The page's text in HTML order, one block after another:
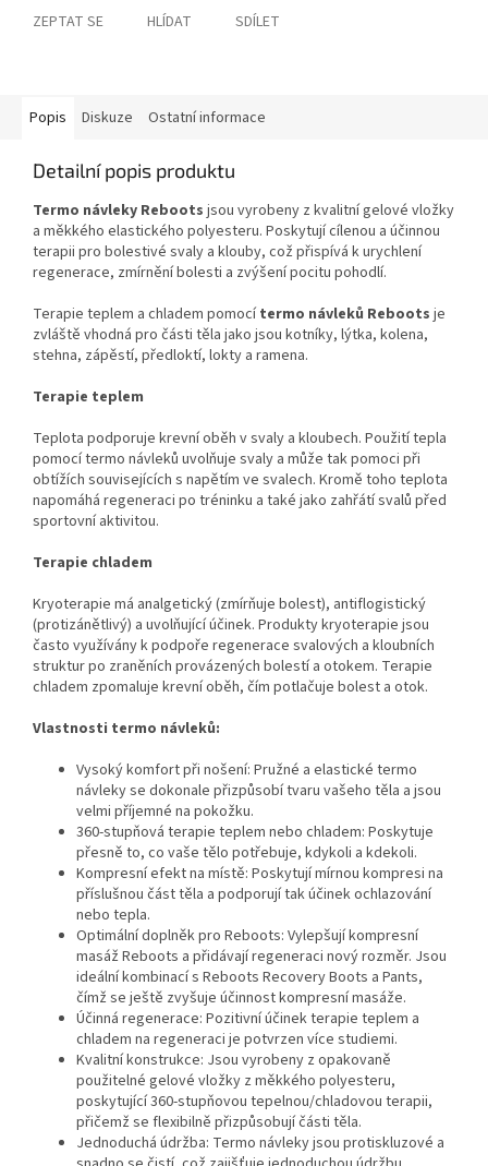
ZEPTAT SE HLÍDAT SDÍLET
Popis Diskuze Ostatní informace
Detailní popis produktu
Termo návleky Reboots jsou vyrobeny z kvalitní gelové vložky
a měkkého elastického polyesteru. Poskytují cílenou a účinnou
terapii pro bolestivé svaly a klouby, což přispívá k urychlení
regenerace, zmírnění bolesti a zvýšení pocitu pohodlí.
Terapie teplem a chladem pomocítermo návleků Reboots je
zvláště vhodná pro části těla jako jsou kotníky, lýtka, kolena,
stehna, zápěstí, předloktí, lokty a ramena.
Terapie teplem
Teplota podporuje krevní oběh v svaly a kloubech. Použití tepla
pomocí termo návleků uvolňuje svaly a může tak pomoci při
obtížích souvisejících s napětím ve svalech. Kromě toho teplota
napomáhá regeneraci po tréninku a také jako zahřátí svalů před
sportovní aktivitou.
Terapie chladem
Kryoterapie má analgetický (zmírňuje bolest), antiflogistický
(protizánětlivý) a uvolňující účinek. Produkty kryoterapie jsou
často využívány k podpoře regenerace svalových a kloubních
struktur po zraněních provázených bolestí a otokem. Terapie
chladem zpomaluje krevní oběh, čím potlačuje bolest a otok.
Vlastnosti termo návleků:
Vysoký komfort při nošení: Pružné a elastické termo
návleky se dokonale přizpůsobí tvaru vašeho těla a jsou
velmi příjemné na pokožku.
360-stupňová terapie teplem nebo chladem: Poskytuje
přesně to, co vaše tělo potřebuje, kdykoli a kdekoli.
Kompresní efekt na místě: Poskytují mírnou kompresi na
příslušnou část těla a podporují tak účinek ochlazování
nebo tepla.
Optimální doplněk pro Reboots: Vylepšují kompresní
masáž Reboots a přidávají regeneraci nový rozměr. Jsou
ideální kombinací s Reboots Recovery Boots a Pants,
čímž se ještě zvyšuje účinnost kompresní masáže.
Účinná regenerace: Pozitivní účinek terapie teplem a
chladem na regeneraci je potvrzen více studiemi.
Kvalitní konstrukce: Jsou vyrobeny z opakovaně
použitelné gelové vložky z měkkého polyesteru,
poskytující 360-stupňovou tepelnou/chladovou terapii,
přičemž se flexibilně přizpůsobují části těla.
Jednoduchá údržba: Termo návleky jsou protiskluzové a